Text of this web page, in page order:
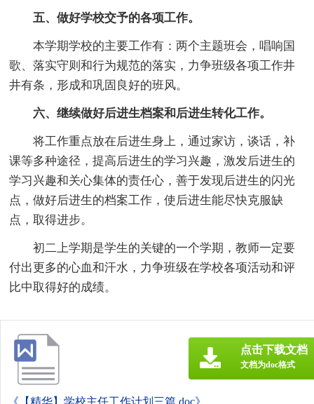
五、做好学校交予的各项工作。
本学期学校的主要工作有：两个主题班会，唱响国
歌、落实守则和行为规范的落实，力争班级各项工作井
井有条，形成和巩固良好的班风。
六、继续做好后进生档案和后进生转化工作。
将工作重点放在后进生身上，通过家访，谈话，补
课等多种途径，提高后进生的学习兴趣，激发后进生的
学习兴趣和关心集体的责任心，善于发现后进生的闪光
点，做好后进生的档案工作，使后进生能尽快克服缺
点，取得进步。
初二上学期是学生的关键的一个学期，教师一定要
付出更多的心血和汗水，力争班级在学校各项活动和评
比中取得好的成绩。
《【精华】学校主任工作计划三篇.doc》
点击下载文档
文档为doc格式